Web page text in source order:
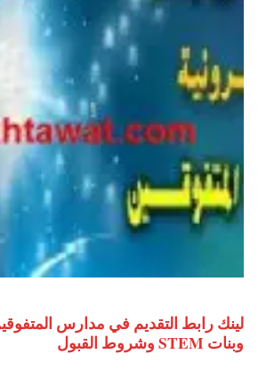
وبنات STEM وشروط القبول